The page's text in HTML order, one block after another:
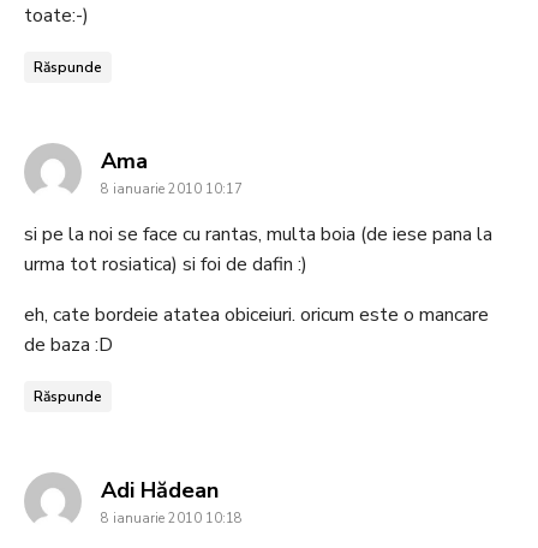
toate:-)
Răspunde
Ama
8 ianuarie 2010 10:17
si pe la noi se face cu rantas, multa boia (de iese pana la
urma tot rosiatica) si foi de dafin :)
eh, cate bordeie atatea obiceiuri. oricum este o mancare
de baza :D
Răspunde
Adi Hădeansays:
8 ianuarie 2010 10:18